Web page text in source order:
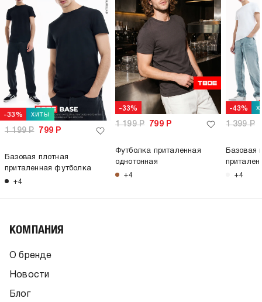
-33% хиты
1 199Р 799 Р
Базовая плотная
приталенная футболка
+4
-33%
1 199Р 799Р
Футболка приталенная
однотонная
+4
-43%
1 399Р
Базовая
+4
КОМПАНИЯ
О бренде
Новости
Блог